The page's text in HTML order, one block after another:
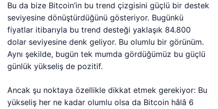
Bu da bize Bitcoin’in bu trend çizgisini güçlü bir destek
seviyesine dönüştürdüğünü gösteriyor. Bugünkü
fiyatlar itibarıyla bu trend desteği yaklaşık 84.800
dolar seviyesine denk geliyor. Bu olumlu bir görünüm.
Aynı şekilde, bugün tek mumda gördüğümüz bu güçlü
günlük yükseliş de pozitif.
Ancak şu noktaya özellikle dikkat etmek gerekiyor: Bu
yükseliş her ne kadar olumlu olsa da Bitcoin hâlâ 6